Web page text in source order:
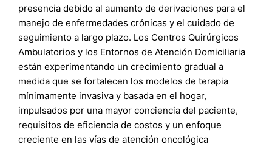
presencia debido al aumento de derivaciones para el
manejo de enfermedades crónicas y el cuidado de
seguimiento a largo plazo. Los Centros Quirúrgicos
Ambulatorios y los Entornos de Atención Domiciliaria
están experimentando un crecimiento gradual a
medida que se fortalecen los modelos de terapia
mínimamente invasiva y basada en el hogar,
impulsados por una mayor conciencia del paciente,
requisitos de eficiencia de costos y un enfoque
creciente en las vías de atención oncológica